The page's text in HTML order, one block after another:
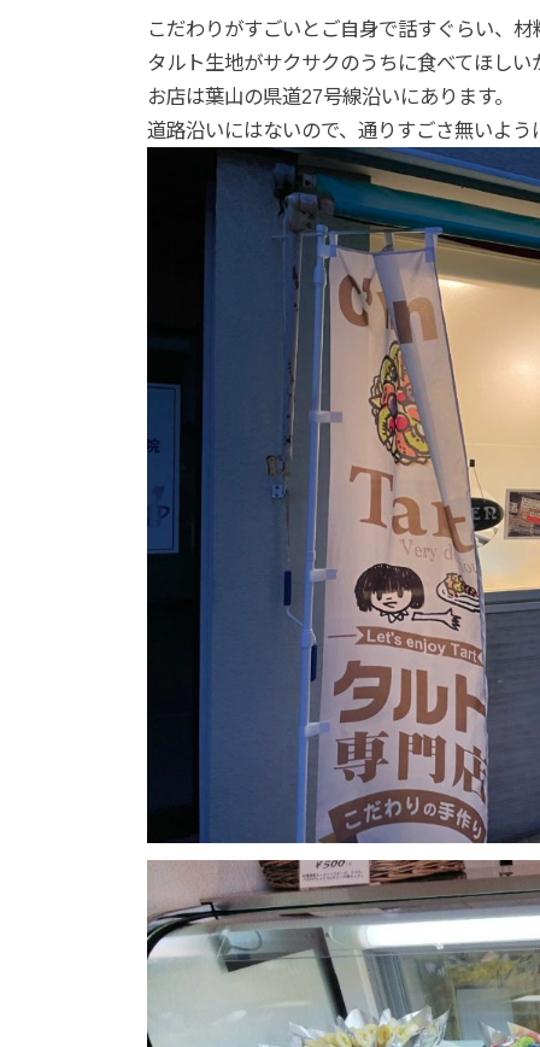
こだわりがすごいとご自身で話すぐらい、材
タルト生地がサクサクのうちに食べてほしい
お店は葉山の県道27号線沿いにあります。
道路沿いにはないので、通りすごさ無いよう